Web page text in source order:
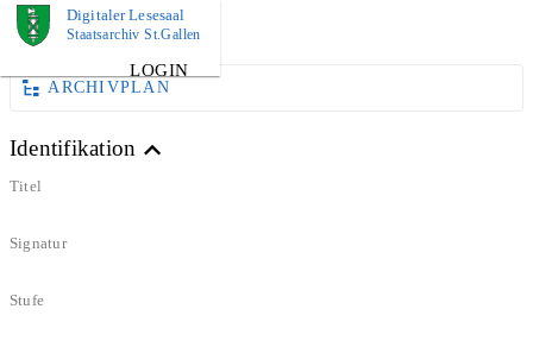
Digitaler Lesesaal
Staatsarchiv St.Gallen
LOGIN
DOKUMENT
ARCHIVPLAN
Identifikation
Titel
Signatur
Stufe